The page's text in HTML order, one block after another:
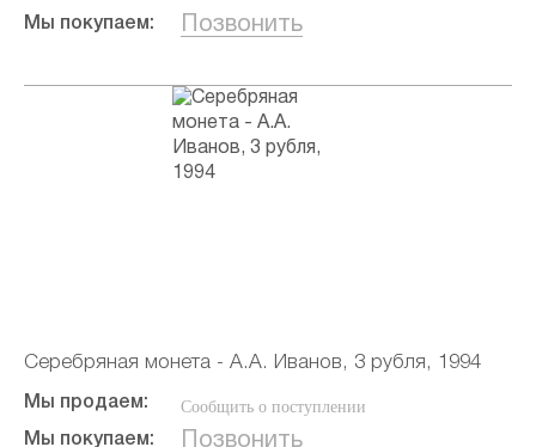
Мы покупаем: Позвонить
Серебряная монета - А.А. Иванов, 3 рубля, 1994
Мы продаем: Сообщить о поступлении
Мы покупаем: Позвонить